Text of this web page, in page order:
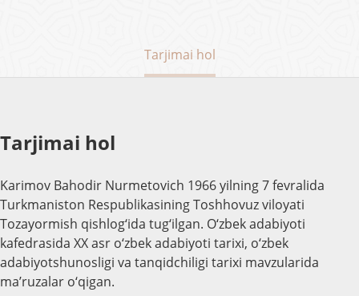
Tarjimai hol
Tarjimai hol
Karimov Bahodir Nurmetovich 1966 yilning 7 fevralida
Turkmaniston Respublikasining Toshhovuz viloyati
Tozayormish qishlog‘ida tug‘ilgan. O‘zbek adabiyoti
kafedrasida XX asr o‘zbek adabiyoti tarixi, o‘zbek
adabiyotshunosligi va tanqidchiligi tarixi mavzularida
ma’ruzalar o‘qigan.